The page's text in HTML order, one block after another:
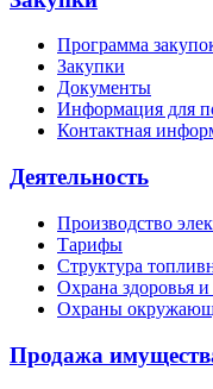
Программа
Закупки
Документы
Информация для
Контактная
Деятельность
Производство
Тарифы
Структура
Охрана здоровья и
Охраны
Продажа